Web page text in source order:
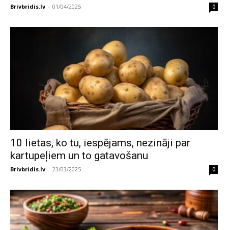
Brivbridis.lv - 01/04/2025 0
10 lietas, ko tu, iespējams, nezināji par
kartupeļiem un to gatavošanu
Brivbridis.lv - 23/03/2025 0